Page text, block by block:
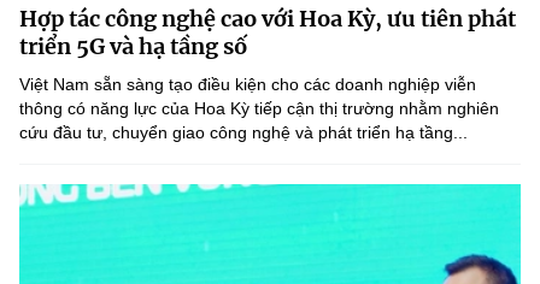
Sở Khoa học và Công nghệ
Chuyển đổi số
Bưu chính, Viễn thông
Tiêu chuẩn, đo lường, chất lượng
Văn bản QPPL
Văn bản chỉ đạo điều hành
Lấy ý kiến người dân về dự thảo VBQPPL
MST IOFFICE
THỐNG KÊ
Khoa học và Công nghệ
Đổi mới sáng tạo
Multimedia
THƯ ĐIỆN TỬ
Hợp tác công nghệ cao với Hoa Kỳ, ưu tiên phát
triển 5G và hạ tầng số
Việt Nam sẵn sàng tạo điều kiện cho các doanh nghiệp viễn
thông có năng lực của Hoa Kỳ tiếp cận thị trường nhằm nghiên
cứu đầu tư, chuyển giao công nghệ và phát triển hạ tầng...